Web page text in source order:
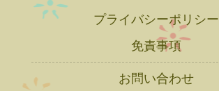
プライバシーポリシー
免責事項
お問い合わせ